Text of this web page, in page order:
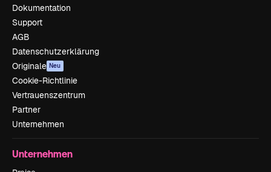
Dokumentation
Support
AGB
Datenschutzerklärung
Originale Neu
Cookie-Richtlinie
Vertrauenszentrum
Partner
Unternehmen
Unternehmen